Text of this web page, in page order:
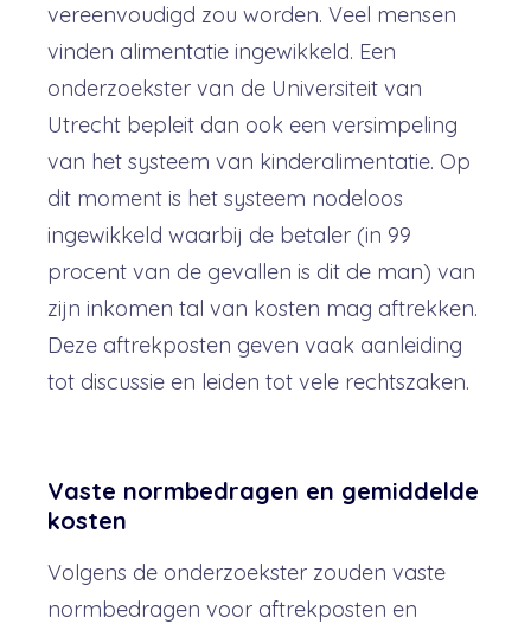
vereenvoudigd zou worden. Veel mensen
vinden alimentatie ingewikkeld. Een
onderzoekster van de Universiteit van
Utrecht bepleit dan ook een versimpeling
van het systeem van kinderalimentatie. Op
dit moment is het systeem nodeloos
ingewikkeld waarbij de betaler (in 99
procent van de gevallen is dit de man) van
zijn inkomen tal van kosten mag aftrekken.
Deze aftrekposten geven vaak aanleiding
tot discussie en leiden tot vele rechtszaken.
Vaste normbedragen en gemiddelde
kosten
Volgens de onderzoekster zouden vaste
normbedragen voor aftrekposten en